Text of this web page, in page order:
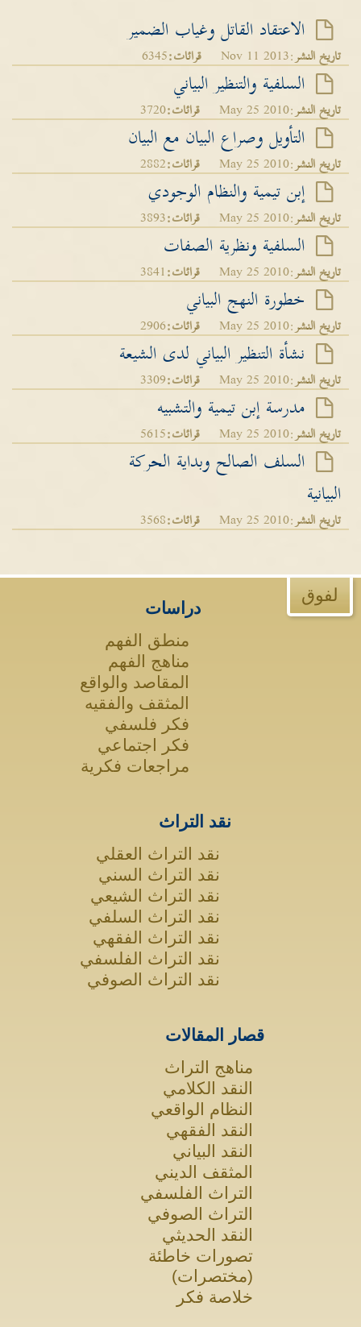
الاعتقاد القاتل وغياب الضمير
تاريخ النشر:Nov 11 2013 قرائات:6345
السلفية والتنظير البياني
تاريخ النشر:May 25 2010 قرائات:3720
التأويل وصراع البيان مع البيان
تاريخ النشر:May 25 2010 قرائات:2882
إبن تيمية والنظام الوجودي
تاريخ النشر:May 25 2010 قرائات:3893
السلفية ونظرية الصفات
تاريخ النشر:May 25 2010 قرائات:3841
خطورة النهج البياني
تاريخ النشر:May 25 2010 قرائات:2906
نشأة التنظير البياني لدى الشيعة
تاريخ النشر:May 25 2010 قرائات:3309
مدرسة إبن تيمية والتشبيه
تاريخ النشر:May 25 2010 قرائات:5615
السلف الصالح وبداية الحركة
البيانية
تاريخ النشر:May 25 2010 قرائات:3568
لفوق
دراسات
منطق الفهم
مناهج الفهم
المقاصد والواقع
المثقف والفقيه
فكر فلسفي
فكر اجتماعي
مراجعات فكرية
نقد التراث
نقد التراث العقلي
نقد التراث السني
نقد التراث الشيعي
نقد التراث السلفي
نقد التراث الفقهي
نقد التراث الفلسفي
نقد التراث الصوفي
قصار المقالات
مناهج التراث
النقد الكلامي
النظام الواقعي
النقد الفقهي
النقد البياني
المثقف الديني
التراث الفلسفي
التراث الصوفي
النقد الحديثي
تصورات خاطئة
(مختصرات)
خلاصة فكر